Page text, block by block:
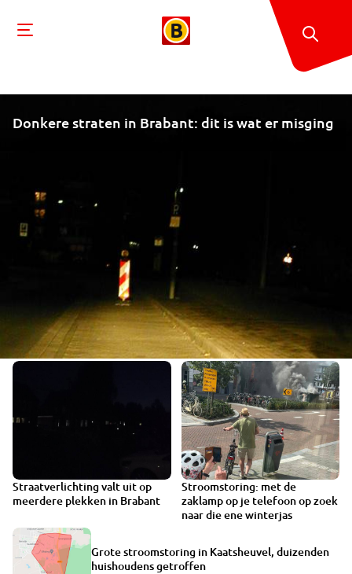
Donkere straten in Brabant: dit is wat er misging
Straatverlichting valt uit op
meerdere plekken in Brabant
Stroomstoring: met de
zaklamp op je telefoon op zoek
naar die ene winterjas
VIDEO
Grote stroomstoring in Kaatsheuvel, duizenden
huishoudens getroffen